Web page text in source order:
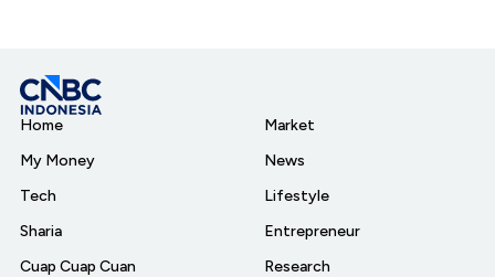
Home
My Money
Tech
Sharia
Cuap Cuap Cuan
Market
News
Lifestyle
Entrepreneur
Research